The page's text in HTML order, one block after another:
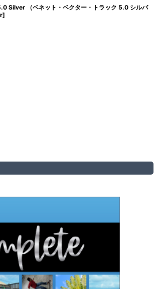
Silver （ベネット・ベクター・トラック 5.0 シルバ
]